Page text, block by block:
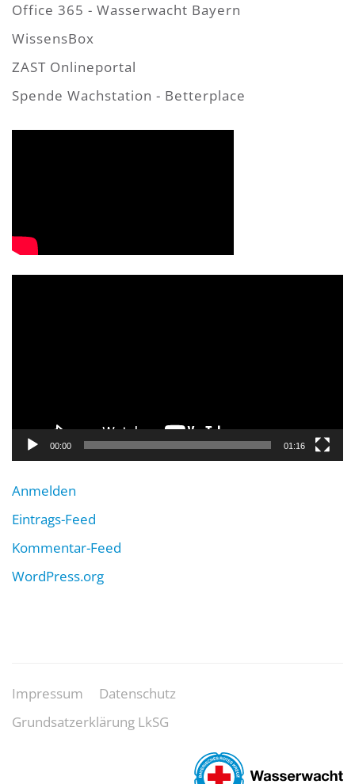
Office 365 - Wasserwacht Bayern
WissensBox
ZAST Onlineportal
Spende Wachstation - Betterplace
00:00 01:16
Anmelden
Eintrags-Feed
Kommentar-Feed
WordPress.org
Impressum
Datenschutz
Grundsatzerklärung LkSG